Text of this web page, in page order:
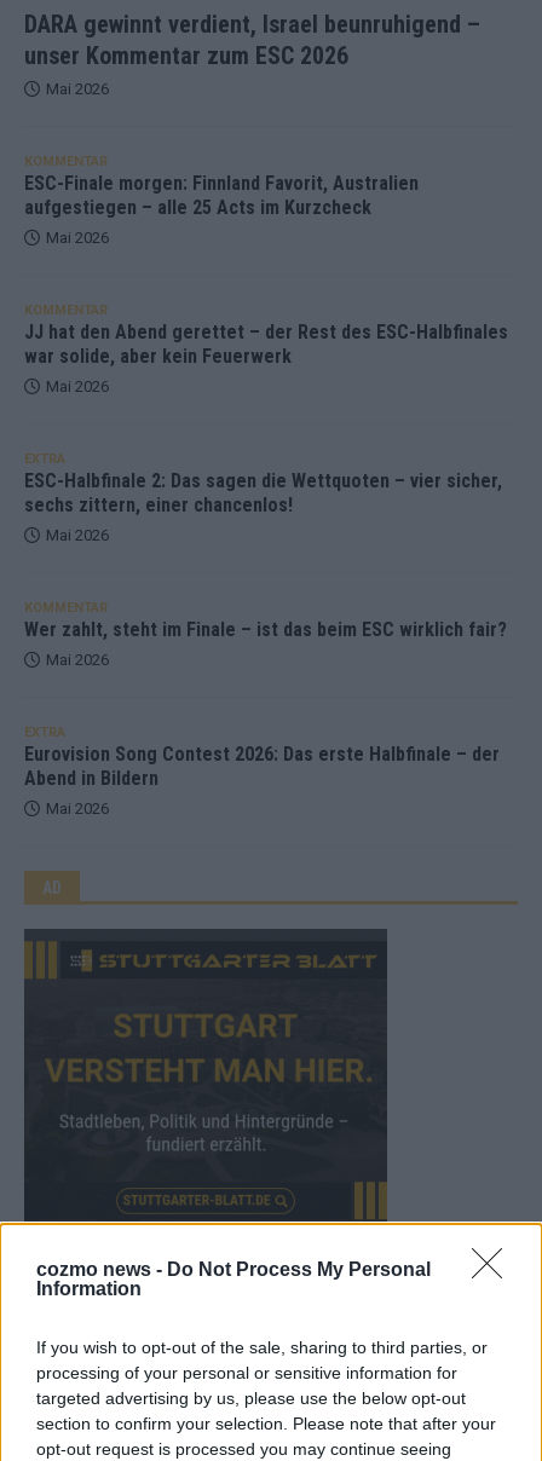
cozmo news - Do Not Process My Personal
Information
If you wish to opt-out of the sale, sharing to third parties, or
processing of your personal or sensitive information for
targeted advertising by us, please use the below opt-out
section to confirm your selection. Please note that after your
opt-out request is processed you may continue seeing
DARA gewinnt verdient, Israel beunruhigend –
unser Kommentar zum ESC 2026
Mai 2026
KOMMENTAR
ESC-Finale morgen: Finnland Favorit, Australien
aufgestiegen – alle 25 Acts im Kurzcheck
Mai 2026
KOMMENTAR
JJ hat den Abend gerettet – der Rest des ESC-Halbfinales
war solide, aber kein Feuerwerk
Mai 2026
EXTRA
ESC-Halbfinale 2: Das sagen die Wettquoten – vier sicher,
sechs zittern, einer chancenlos!
Mai 2026
KOMMENTAR
Wer zahlt, steht im Finale – ist das beim ESC wirklich fair?
Mai 2026
EXTRA
Eurovision Song Contest 2026: Das erste Halbfinale – der
Abend in Bildern
Mai 2026
AD
WERBE BEI UNS!